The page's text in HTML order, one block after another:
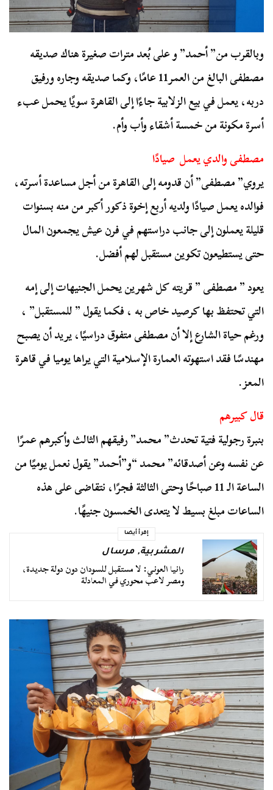
وبالقرب من” أحمد” و على بُعد مترات صغيرة هناك صديقه
مصطفى البالغ من العمر11 عامًا، وكما صديقه وجاره ورفيق
دربه، يعمل في بيع الزلابية جاءًا إلى القاهرة سويًا يحمل عبء
أسرة مكونة من خمسة أشقاء وأب وأم.
مصطفى والدي يعمل صيادًا
يروي” مصطفى” أن قدومه إلى القاهرة من أجل مساعدة أسرته،
فوالده يعمل صيادًا ولديه أربع إخوة ذكور أكبر من منه بسنوات
قليلة يعملون إلى جانب دراستهم في فرن عيش يجمعون المال
حتى يستطيعون تكوين مستقبل لهم أفضل.
يعود ” مصطفى ” قريته كل شهرين يحمل الجنيهات إلى إمه
التي تحتفظ بها كرصيد خاص به ، فكما يقول ” للمستقبل” ،
ورغم حياة الشارع إلا أن مصطفى متفوق دراسيًا، يريد أن يصبح
مهندسًا فقد استهوته العمارة الإسلامية التي يراها يوميا في قاهرة
المعز.
قال كبيرهم
بنبرة رجولية فتية تحدث” محمد” رفيقهم الثالث وأكبرهم عمرًا
عن نفسه وعن أصدقائه” محمد “و”أحمد” يقول نعمل يوميًا من
الساعة الـ 11 صباحًا وحتى الثالثة فجرًا، نتقاضى على هذه
الساعات مبلغ بسيط لا يتعدى الخمسون جنيهًا.
إقرأ أيضا
المشربية,مرسال
رانيا العوني: لا مستقبل للسودان دون دولة جديدة،
ومصر لاعب محوري في المعادلة